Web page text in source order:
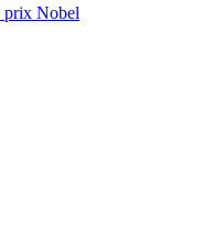
prix Nobel